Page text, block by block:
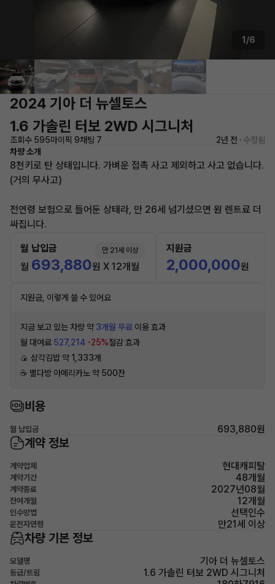
1/6
2024 기아 더 뉴셀토스
1.6 가솔린 터보 2WD 시그니처
조회수 595마이픽 9채팅 7 2년 전 · 수정됨
차량 소개
8천키로 탄 상태입니다. 가벼운 접촉 사고 제외하고 사고 없습니다.
(거의 무사고)
전연령 보험으로 들어둔 상태라, 만 26세 넘기셨으면 원 렌트료 더
싸집니다.
월 납입금 만 21세 이상
월 693,880원 X 12개월
지원금
2,000,000원
지원금, 이렇게 쓸 수 있어요
지금 보고 있는 차량 약 3개월 무료 이용 효과
월 대여료 527,214 -25%절감 효과
🍙 삼각김밥 약 1,333개
☕️ 별다방 아메리카노 약 500잔
비용
월 납입금 693,880원
계약 정보
계약업체 현대캐피탈
계약기간 48개월
계약종료 2027년08월
잔여개월 12개월
인수방법 선택인수
운전자연령 만21세 이상
차량 기본 정보
모델명 기아 더 뉴셀토스
등급/트림 1.6 가솔린 터보 2WD 시그니처